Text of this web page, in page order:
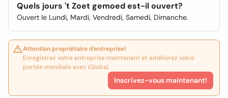
Quels jours 't Zoet gemoed est-il ouvert?
Ouvert le Lundi, Mardi, Vendredi, Samedi, Dimanche.
Attention propriétaire d'entreprise!
Enregistrez votre entreprise maintenant et améliorez votre
portée mondiale avec iGlobal.
Inscrivez-vous maintenant!